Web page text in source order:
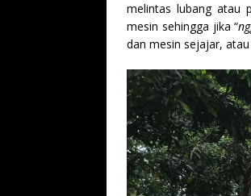
melintas lubang atau
mesin sehingga jika “
dan mesin sejajar,